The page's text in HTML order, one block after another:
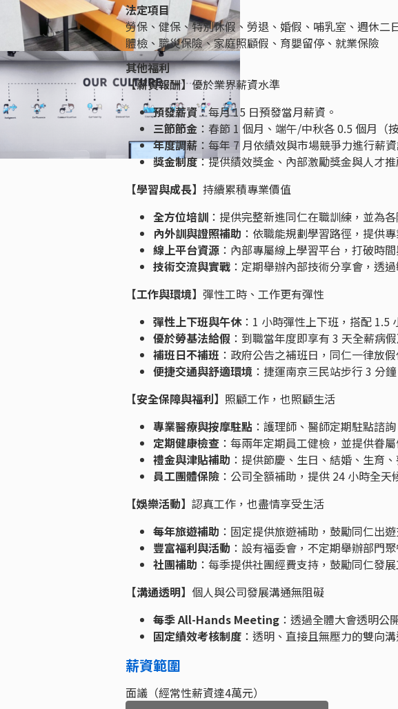
法定項目
勞保、健保、特別休假、勞退、婚假、哺乳室、週休
體檢、職災保險、家庭照顧假、育嬰留停、就業保險
其他福利
【薪資報酬】優於業界薪資水準
預發薪資：每月 15 日預發當月薪資。
三節節金 ：春節 1 個月、端午/中秋各 0.5 個月（
年度調薪 ：每年 7 月依績效與市場競爭力進行薪資
獎金制度：提供績效獎金、內部激勵獎金與人才推
【學習與成長】 持續累積專業價值
全方位培訓 ：提供完整新進同仁在職訓練，並為
內外訓與證照補助 ：依職能規劃學習路徑，提供
線上平台資源 ：內部專屬線上學習平台，打破時
技術交流與實戰 ：定期舉辦內部技術分享會，透
【工作與環境】 彈性工時、工作更有彈性
彈性上下班與午休：1 小時彈性上下班，搭配 1.5
優於勞基法給假 ：到職當年度即享有 3 天全薪病
補班日不補班 ：政府公告之補班日，同仁一律放假
便捷交通與舒適環境 ：捷運南京三民站步行 3 分鐘
【安全保障與福利】 照顧工作，也照顧生活
專業醫療與按摩駐點 ：護理師、醫師定期駐點諮
定期健康檢查 ：每兩年定期員工健檢，並提供眷
禮金與津貼補助 ：提供節慶、生日、結婚、生育
員工團體保險 ：公司全額補助，提供 24 小時全天
【娛樂活動】 認真工作，也盡情享受生活
每年旅遊補助 ：固定提供旅遊補助，鼓勵同仁出遊
豐富福利與活動 ：設有福委會，不定期舉辦部門
社團補助 ：每季提供社團經費支持，鼓勵同仁發
【溝通透明】 個人與公司發展溝通無阻礙
每季 All-Hands Meeting ：透過全體大會透明公
固定績效考核制度 ：透明、直接且無壓力的雙向
薪資範圍
面議（經常性薪資達4萬元）